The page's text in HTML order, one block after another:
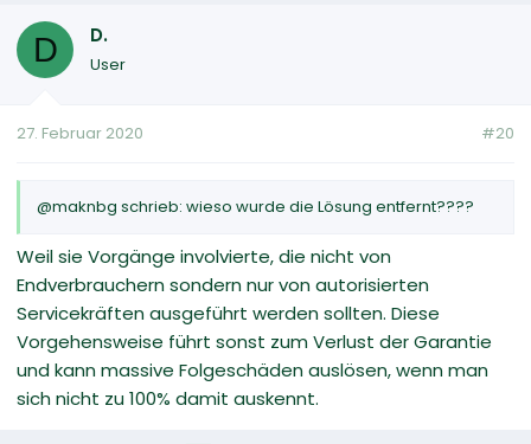
D D.
User
27. Februar 2020 #20
@maknbg schrieb: wieso wurde die Lösung entfernt????
Weil sie Vorgänge involvierte, die nicht von
Endverbrauchern sondern nur von autorisierten
Servicekräften ausgeführt werden sollten. Diese
Vorgehensweise führt sonst zum Verlust der Garantie
und kann massive Folgeschäden auslösen, wenn man
sich nicht zu 100% damit auskennt.